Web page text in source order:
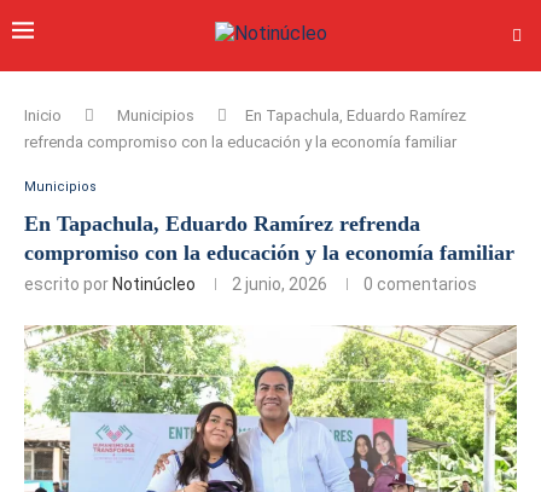
Inicio Municipios
En Tapachula, Eduardo Ramírez
refrenda compromiso con la educación y la economía familiar
Municipios
En Tapachula, Eduardo Ramírez refrenda
compromiso con la educación y la economía familiar
escrito por Notinúcleo 2 junio, 2026 0 comentarios